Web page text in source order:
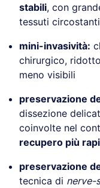
stabili, con
tessuti
mini-invasività:
chirurgico, ridotto
meno visibili
preservazione
dissezione
coinvolte nel
recupero più
preservazione
tecnica di nerve-